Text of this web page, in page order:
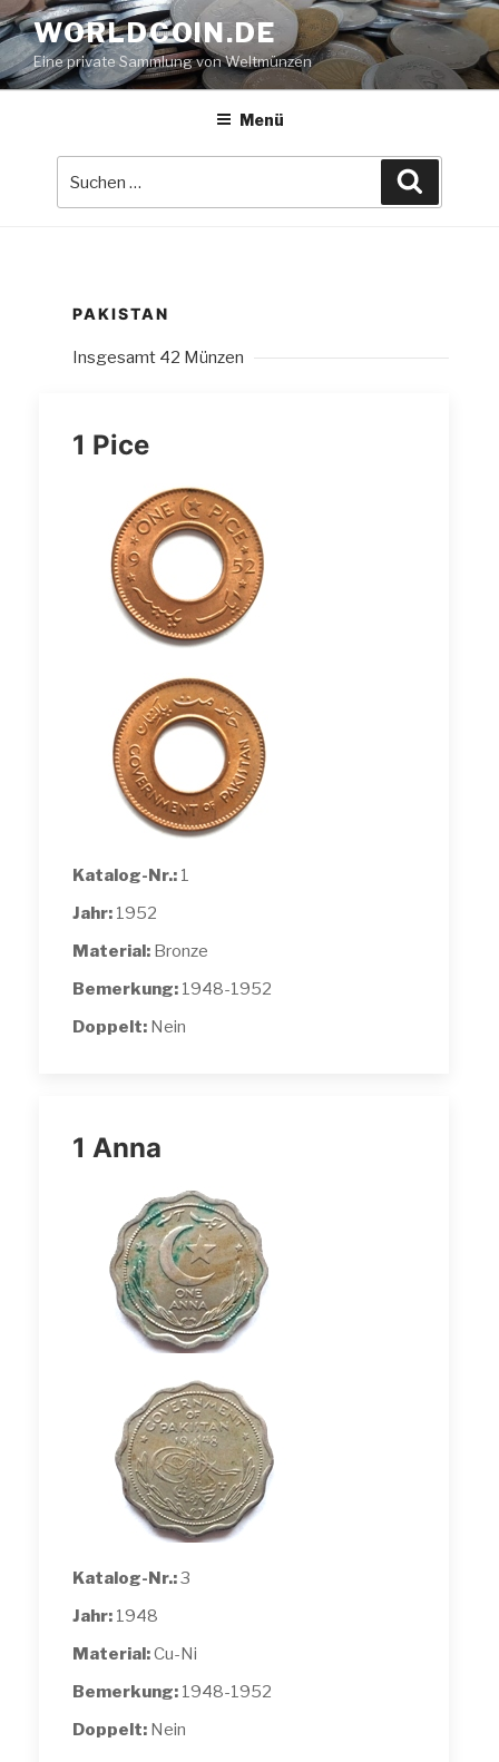
Zum
Inhalt
springen
WORLDCOIN.DE
Eine private Sammlung von Weltmünzen
Menü
PAKISTAN
Insgesamt 42 Münzen
1 Pice
Katalog-Nr.: 1
Jahr: 1952
Material: Bronze
Bemerkung: 1948-1952
Doppelt: Nein
1 Anna
Katalog-Nr.:3
Jahr: 1948
Material:Cu-Ni
Bemerkung: 1948-1952
Doppelt: Nein